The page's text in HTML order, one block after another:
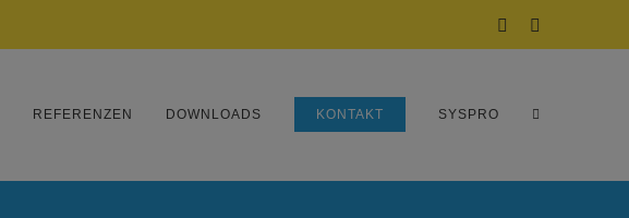
Facebook
REFERENZEN DOWNLOADS KONTAKT SYSPRO